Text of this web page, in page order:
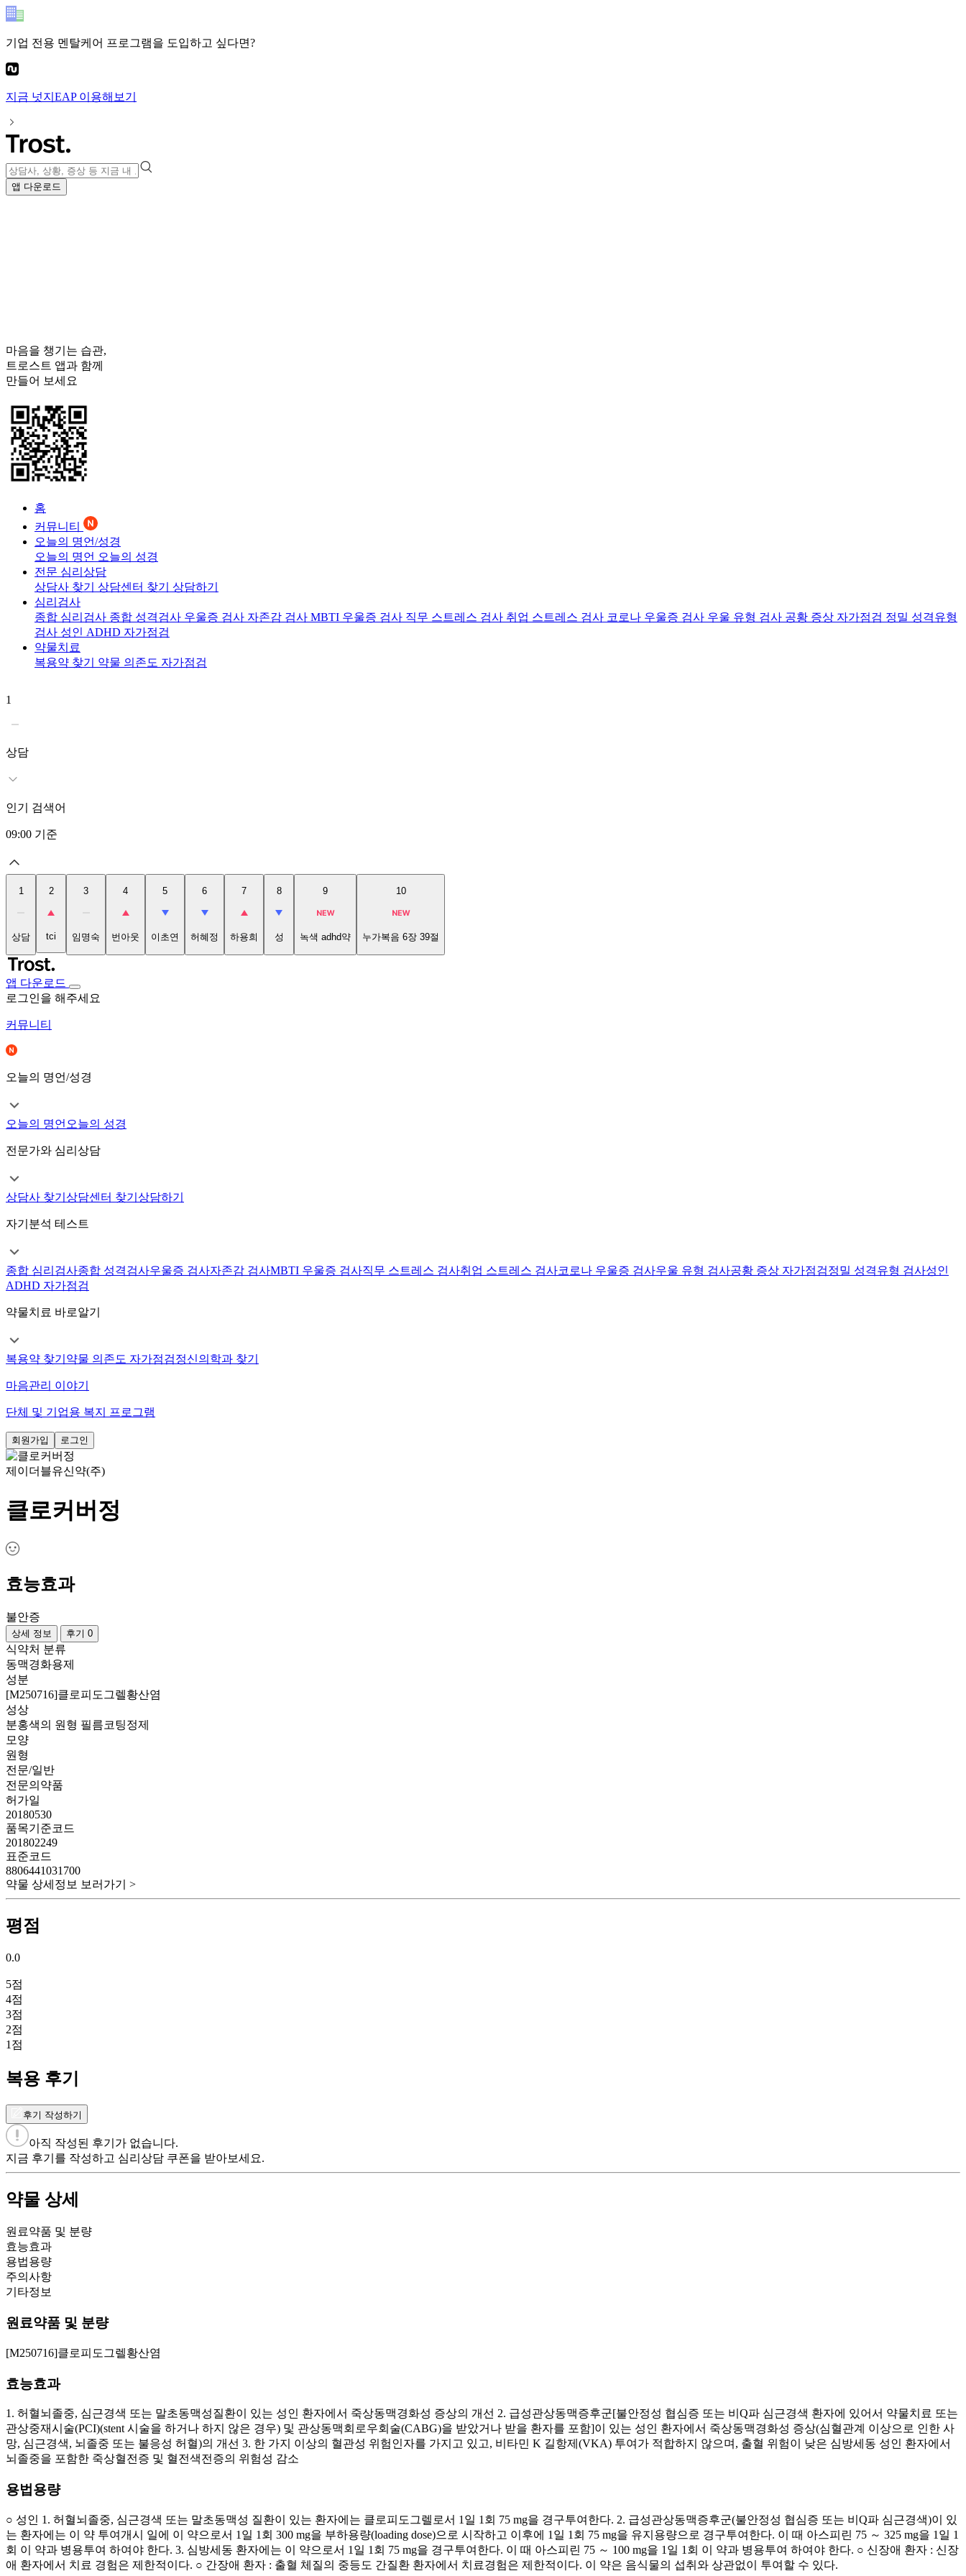
기업 전용 멘탈케어 프로그램을 도입하고 싶다면?
지금 넛지EAP이용해보기
앱 다운로드
마음을 챙기는 습관,
트로스트 앱과 함께
만들어 보세요
홈
커뮤니티
오늘의 명언/성경
오늘의 명언 오늘의 성경
전문 심리상담
상담사 찾기 상담센터 찾기 상담하기
심리검사
종합 심리검사 종합 성격검사 우울증 검사 자존감 검사 MBTI 우울증 검사 직무 스트레스 검사 취업 스트레스 검사 코로나 우울증 검사 우울 유형 검사 공황 증상 자가점검 정밀 성격유형
검사 성인 ADHD 자가점검
약물치료
복용약 찾기 약물 의존도 자가점검
1
상담
인기 검색어
09:00 기준
1
상담
2
tci
3
임명숙
4
번아웃
5
이초연
6
허혜정
7
하용희
8
성
9
녹색 adhd약
10
누가복음 6장 39절
앱 다운로드
로그인을 해주세요
커뮤니티
오늘의 명언/성경
오늘의 명언 오늘의 성경
전문가와 심리상담
상담사 찾기 상담센터 찾기 상담하기
자기분석 테스트
종합 심리검사종합 성격검사우울증 검사자존감 검사MBTI 우울증 검사직무 스트레스 검사취업 스트레스 검사코로나 우울증 검사우울 유형 검사공황 증상 자가점검정밀 성격유형 검사성인
ADHD 자가점검
약물치료 바로알기
복용약 찾기 약물 의존도 자가점검정신의학과 찾기
마음관리 이야기
단체 및 기업용 복지 프로그램
회원가입 로그인
제이더블유신약(주)
클로커버정
효능효과
불안증
상세 정보 후기 0
식약처 분류
동맥경화용제
성분
[M250716]클로피도그렐황산염
성상
분홍색의 원형 필름코팅정제
모양
원형
전문/일반
전문의약품
허가일
20180530
품목기준코드
201802249
표준코드
8806441031700
약물 상세정보 보러가기 >
평점
0.0
5점
4점
3점
2점
1 점
복용 후기
후기 작성하기
아직 작성된 후기가 없습니다.
지금 후기를 작성하고 심리상담 쿠폰을 받아보세요.
약물 상세
원료약품 및 분량
효능효과
용법용량
주의사항
기타정보
원료약품 및 분량
[M250716]클로피도그렐황산염
효능효과
1. 허혈뇌졸중, 심근경색 또는 말초동맥성질환이 있는 성인 환자에서 죽상동맥경화성 증상의 개선 2. 급성관상동맥증후군[불안정성 협심증 또는 비Q파 심근경색 환자에 있어서 약물치료 또는
관상중재시술(PCI)(stent 시술을 하거나 하지 않은 경우) 및 관상동맥회로우회술(CABG)을 받았거나 받을 환자를 포함]이 있는 성인 환자에서 죽상동맥경화성 증상(심혈관계 이상으로 인한 사
망, 심근경색, 뇌졸중 또는 불응성 허혈)의 개선 3. 한 가지 이상의 혈관성 위험인자를 가지고 있고, 비타민 K 길항제(VKA) 투여가 적합하지 않으며, 출혈 위험이 낮은 심방세동 성인 환자에서
뇌졸중을 포함한 죽상혈전증 및 혈전색전증의 위험성 감소
용법용량
○ 성인 1. 허혈뇌졸중, 심근경색 또는 말초동맥성 질환이 있는 환자에는 클로피도그렐로서 1일 1회 75 mg을 경구투여한다. 2. 급성관상동맥증후군(불안정성 협심증 또는 비Q파 심근경색)이 있
는 환자에는 이 약 투여개시 일에 이 약으로서 1일 1회 300 mg을 부하용량(loading dose)으로 시작하고 이후에 1일 1회 75 mg을 유지용량으로 경구투여한다. 이 때 아스피린 75 ～ 325 mg을 1일 1
회 이 약과 병용투여 하여야 한다. 3. 심방세동 환자에는 이 약으로서 1일 1회 75 mg을 경구투여한다. 이 때 아스피린 75 ～ 100 mg을 1일 1회 이 약과 병용투여 하여야 한다. ○ 신장애 환자 : 신장
애 환자에서 치료 경험은 제한적이다. ○ 간장애 환자 : 출혈 체질의 중등도 간질환 환자에서 치료경험은 제한적이다. 이 약은 음식물의 섭취와 상관없이 투여할 수 있다.